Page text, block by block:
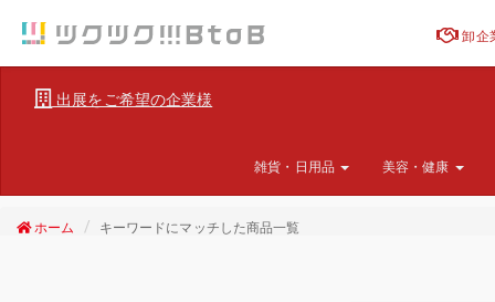
卸企
出展をご希望の企業様
雑貨・日用品 美容・健康
ホーム キーワードにマッチした商品一覧